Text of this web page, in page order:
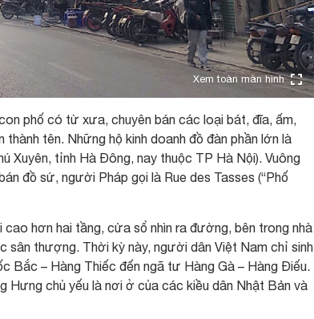
Xem toàn màn hình
phố có từ xưa, chuyên bán các loại bát, đĩa, ấm,
tên. Những hộ kinh doanh đồ đàn phần lớn là
Xuyên, tỉnh Hà Đông, nay thuộc TP Hà Nội). Vuông
đồ sứ, người Pháp gọi là Rue des Tasses (“Phố
hơn hai tầng, cửa sổ nhìn ra đường, bên trong nhà
sân thượng. Thời kỳ này, người dân Việt Nam chỉ sinh
Bắc – Hàng Thiếc đến ngã tư Hàng Gà – Hàng Điếu.
Hưng chủ yếu là nơi ở của các kiều dân Nhật Bản và